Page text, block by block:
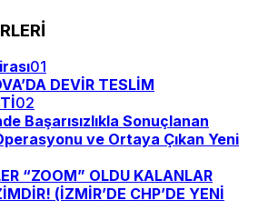
01
DEVİR TESLİM
02
Başarısızlıkla Sonuçlanan
ve Ortaya Çıkan Yeni
“ZOOM” OLDU KALANLAR
(İZMİR’DE CHP’DE YENİ